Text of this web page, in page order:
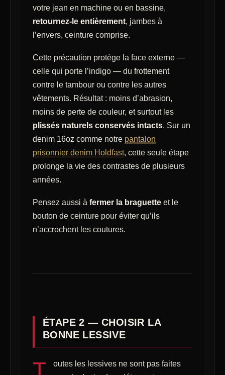
votre jean en machine ou en bassine,
retournez-le entièrement, jambes à
l’envers, ceinture comprise.
Cette précaution protège la face externe —
celle qui porte l’indigo — du frottement
contre le tambour ou contre les autres
vêtements. Résultat : moins d’abrasion,
moins de perte de couleur, et surtout les
plissés naturels conservés intacts. Sur un
denim 16oz comme notre pantalon
prisonnier denim Holdfast, cette seule étape
prolonge la vie des contrastes de plusieurs
années.
Pensez aussi à fermer la braguette et le
bouton de ceinture pour éviter qu’ils
n’accrochent les coutures.
ÉTAPE 2 — CHOISIR LA
BONNE LESSIVE
T
outes les lessives ne sont pas faites